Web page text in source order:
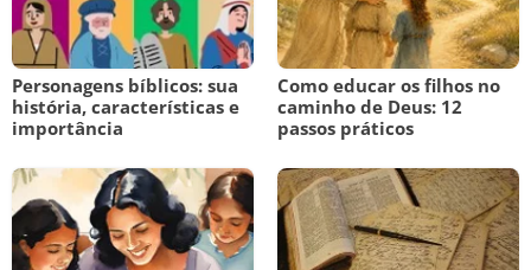
Personagens bíblicos: sua
história, características e
importância
Como educar os filhos no
caminho de Deus: 12
passos práticos